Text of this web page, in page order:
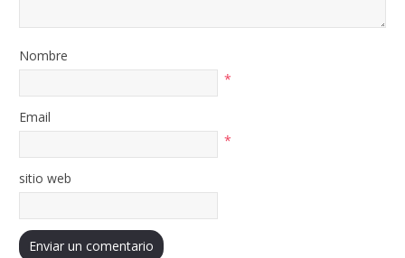
Nombre
*
Email
*
sitio web